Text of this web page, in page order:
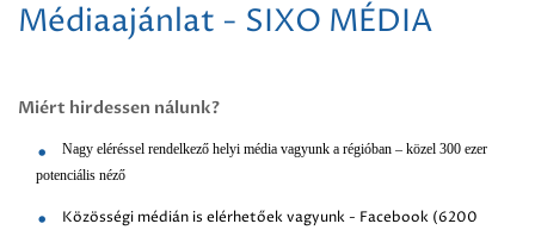
Médiaajánlat - SIXO MÉDIA
Miért hirdessen nálunk?
Nagy eléréssel rendelkező helyi média vagyunk a régióban – közel 300 ezer
potenciális néző
Közösségi médián is elérhetőek vagyunk - Facebook (6200